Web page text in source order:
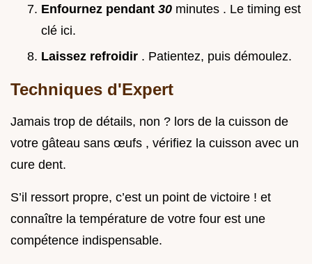
Enfournez pendant 30 minutes . Le timing est
clé ici.
Laissez refroidir . Patientez, puis démoulez.
Techniques d'Expert
Jamais trop de détails, non ? lors de la cuisson de
votre gâteau sans œufs , vérifiez la cuisson avec un
cure dent.
S’il ressort propre, c’est un point de victoire ! et
connaître la température de votre four est une
compétence indispensable.